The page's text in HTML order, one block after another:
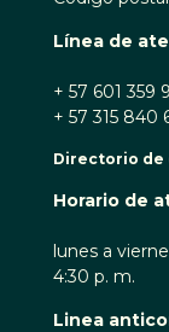
Línea de
+ 57 601 359
+ 57 315 840
Directorio de
Horario de
lunes a
4:30 p. m.
Linea